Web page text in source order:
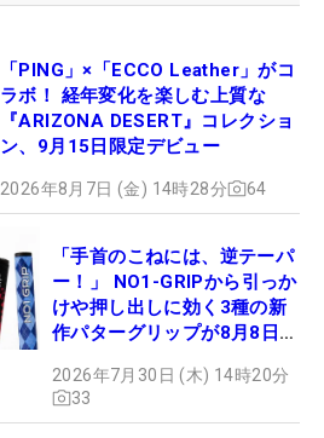
「PING」×「ECCO Leather」がコ
ラボ！ 経年変化を楽しむ上質な
『ARIZONA DESERT』コレクショ
ン、9月15日限定デビュー
2026年8月7日 (金) 14時28分 64
「手首のこねには、逆テーパ
ー！」 NO1-GRIPから引っか
けや押し出しに効く3種の新
作パターグリップが8月8日デ
2026年7月30日 (木) 14時20分
33